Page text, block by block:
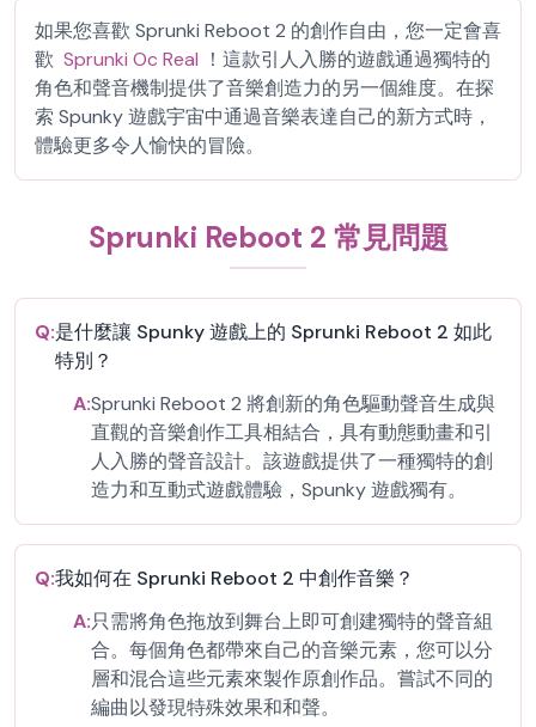
如果您喜歡 Sprunki Reboot 2 的創作自由，您一定會喜
歡 Sprunki Oc Real ！這款引人入勝的遊戲通過獨特的
角色和聲音機制提供了音樂創造力的另一個維度。在探
索 Spunky 遊戲宇宙中通過音樂表達自己的新方式時，
體驗更多令人愉快的冒險。
Sprunki Reboot 2 常見問題
Q:是什麼讓 Spunky 遊戲上的 Sprunki Reboot 2 如此
特別？
A:Sprunki Reboot 2 將創新的角色驅動聲音生成與
直觀的音樂創作工具相結合，具有動態動畫和引
人入勝的聲音設計。該遊戲提供了一種獨特的創
造力和互動式遊戲體驗，Spunky 遊戲獨有。
Q:我如何在 Sprunki Reboot 2 中創作音樂？
A:只需將角色拖放到舞台上即可創建獨特的聲音組
合。每個角色都帶來自己的音樂元素，您可以分
層和混合這些元素來製作原創作品。嘗試不同的
編曲以發現特殊效果和和聲。